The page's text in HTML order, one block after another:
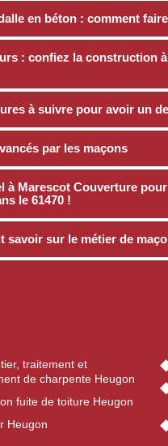
en béton : comment
: confiez la construction
à suivre pour avoir un
par les maçons
à Marescot Couverture
le 61470 !
savoir sur le métier de
traitement et
de charpente Heugon
fuite de toiture Heugon
Heugon